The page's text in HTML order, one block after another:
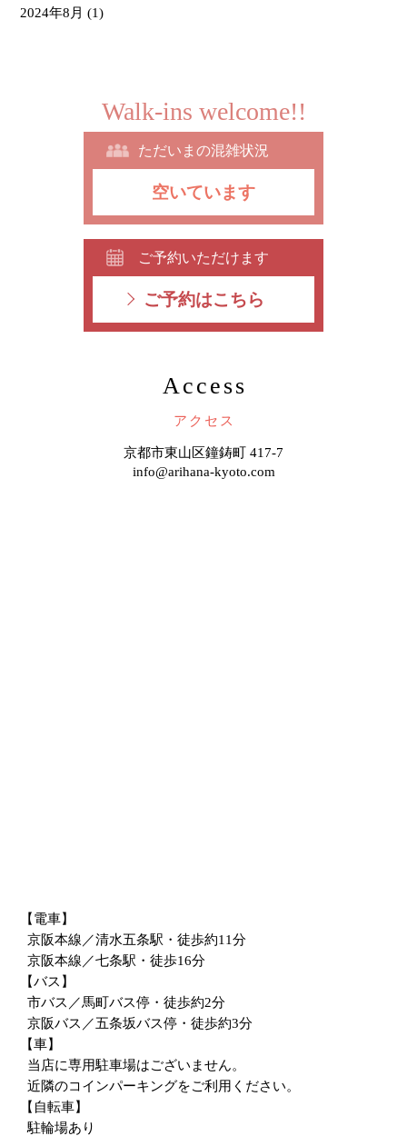
2024年8月 (1)
ただいまの混雑状況
空いています
Walk-ins welcome!!
ご予約いただけます
ご予約はこちら
Access
アクセス
京都市東山区鐘鋳町 417-7
info@arihana-kyoto.com
【電車】
京阪本線／清水五条駅・徒歩約11分
京阪本線／七条駅・徒歩16分
【バス】
市バス／馬町バス停・徒歩約2分
京阪バス／五条坂バス停・徒歩約3分
【車】
当店に専用駐車場はございません。
近隣のコインパーキングをご利用ください。
【自転車】
駐輪場あり